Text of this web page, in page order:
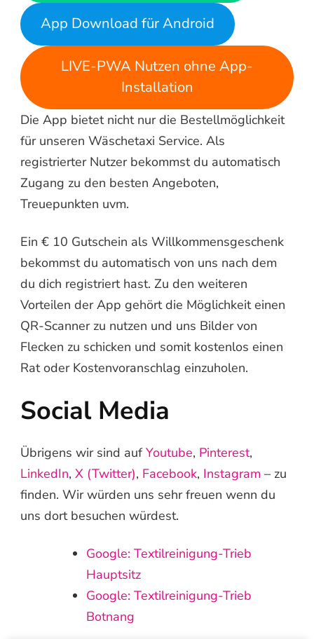
App Download für Android
LIVE-PWA Nutzen ohne App-
Installation
Die App bietet nicht nur die Bestellmöglichkeit
für unseren Wäschetaxi Service. Als
registrierter Nutzer bekommst du automatisch
Zugang zu den besten Angeboten,
Treuepunkten uvm.
Ein € 10 Gutschein als Willkommensgeschenk
bekommst du automatisch von uns nach dem
du dich registriert hast. Zu den weiteren
Vorteilen der App gehört die Möglichkeit einen
QR-Scanner zu nutzen und uns Bilder von
Flecken zu schicken und somit kostenlos einen
Rat oder Kostenvoranschlag einzuholen.
Social Media
Übrigens wir sind auf Youtube, Pinterest,
LinkedIn, X (Twitter), Facebook, Instagram – zu
finden. Wir würden uns sehr freuen wenn du
uns dort besuchen würdest.
Google: Textilreinigung-Trieb
Hauptsitz
Google: Textilreinigung-Trieb
Botnang